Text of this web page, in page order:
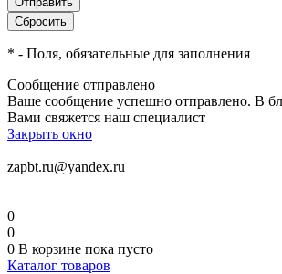
* - Поля, обязательные для заполнения
Сообщение отправлено
Ваше сообщение успешно отправлено. В
Вами свяжется наш специалист
Закрыть окно
zapbt.ru@yandex.ru
0
0
0 В корзине пока пусто
Каталог товаров